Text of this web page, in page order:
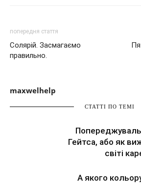
попередня стаття
Солярій. Засмагаємо
правильно.
maxwelhelp
СТАТТІ ПО ТЕМІ
Гейтса, або як
світі
А якого